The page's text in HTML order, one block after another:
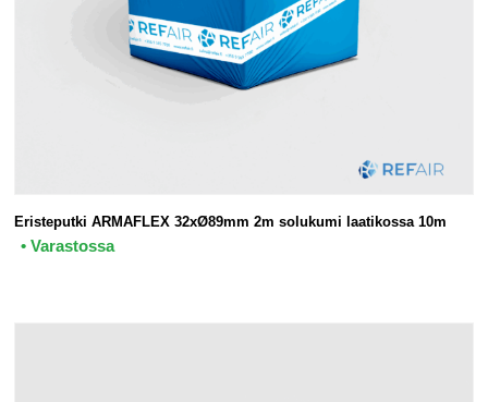
Eristeputki ARMAFLEX 32xØ89mm 2m solukumi laatikossa 10m
• Varastossa